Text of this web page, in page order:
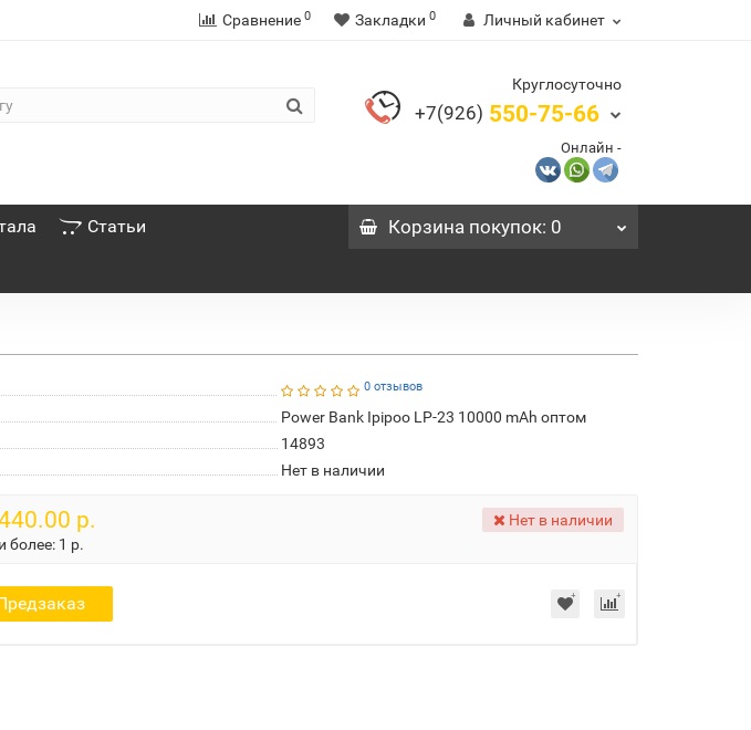
Сравнение 0 Закладки 0 Личный кабинет
Круглосуточно
+7(926) 550-75-66
Онлайн -
Статьи Корзинапокупок: 0
0 отзывов
Power Bank Ipipoo LP-23 10000 mAh оптом
14893
Нет в наличии
р.
более: 1 р.
Нет в наличии